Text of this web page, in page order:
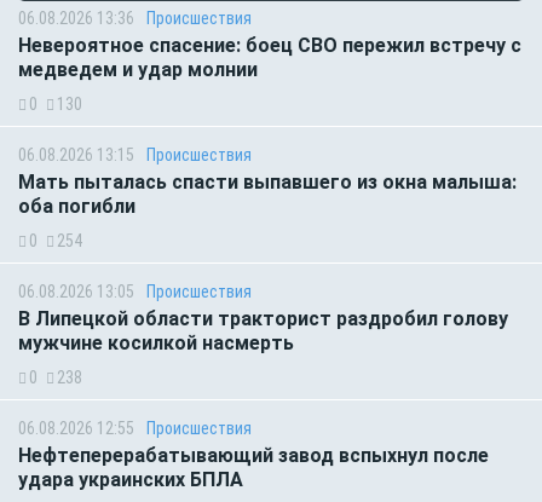
06.08.2026 13:36 Происшествия
Невероятное спасение: боец СВО пережил встречу с
медведем и удар молнии
0 130
06.08.2026 13:15 Происшествия
Мать пыталась спасти выпавшего из окна малыша:
оба погибли
0 254
06.08.2026 13:05 Происшествия
В Липецкой области тракторист раздробил голову
мужчине косилкой насмерть
0 238
06.08.2026 12:55 Происшествия
Нефтеперерабатывающий завод вспыхнул после
удара украинских БПЛА